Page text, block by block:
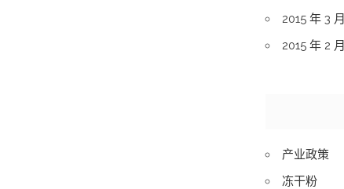
2015 年 3 月
2015 年 2 月
产业政策
冻干粉